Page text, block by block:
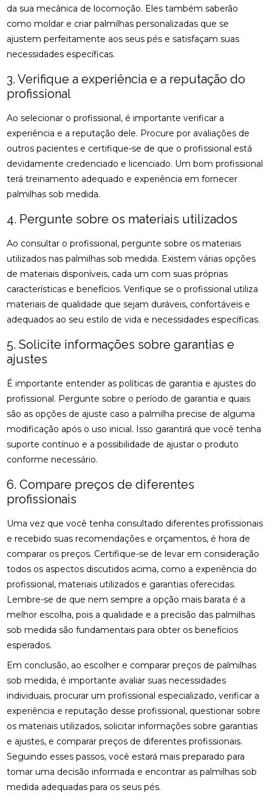
da sua mecânica de locomoção. Eles também saberão
como moldar e criar palmilhas personalizadas que se
ajustem perfeitamente aos seus pés e satisfaçam suas
necessidades específicas.
3. Verifique a experiência e a reputação do
profissional
Ao selecionar o profissional, é importante verificar a
experiência e a reputação dele. Procure por avaliações de
outros pacientes e certifique-se de que o profissional está
devidamente credenciado e licenciado. Um bom profissional
terá treinamento adequado e experiência em fornecer
palmilhas sob medida.
4. Pergunte sobre os materiais utilizados
Ao consultar o profissional, pergunte sobre os materiais
utilizados nas palmilhas sob medida. Existem várias opções
de materiais disponíveis, cada um com suas próprias
características e benefícios. Verifique se o profissional utiliza
materiais de qualidade que sejam duráveis, confortáveis e
adequados ao seu estilo de vida e necessidades específicas.
5. Solicite informações sobre garantias e
ajustes
É importante entender as políticas de garantia e ajustes do
profissional. Pergunte sobre o período de garantia e quais
são as opções de ajuste caso a palmilha precise de alguma
modificação após o uso inicial. Isso garantirá que você tenha
suporte contínuo e a possibilidade de ajustar o produto
conforme necessário.
6. Compare preços de diferentes
profissionais
Uma vez que você tenha consultado diferentes profissionais
e recebido suas recomendações e orçamentos, é hora de
comparar os preços. Certifique-se de levar em consideração
todos os aspectos discutidos acima, como a experiência do
profissional, materiais utilizados e garantias oferecidas.
Lembre-se de que nem sempre a opção mais barata é a
melhor escolha, pois a qualidade e a precisão das palmilhas
sob medida são fundamentais para obter os benefícios
esperados.
Em conclusão, ao escolher e comparar preços de palmilhas
sob medida, é importante avaliar suas necessidades
individuais, procurar um profissional especializado, verificar a
experiência e reputação desse profissional, questionar sobre
os materiais utilizados, solicitar informações sobre garantias
e ajustes, e comparar preços de diferentes profissionais.
Seguindo esses passos, você estará mais preparado para
tomar uma decisão informada e encontrar as palmilhas sob
medida adequadas para os seus pés.
DESCUBRA O PREÇO DA PALMILHA PARA PÉ CHATO
E COMO ESCOLHER A IDEAL
DESCUBRA O PREÇO DA PALMILHA SOB MEDIDA: 6
FATORES IMPORTANTES
DESCUBRA O PREÇO DA PALMILHA SOB MEDIDA: 6
FATORES QUE INFLUENCIAM
DESCUBRA O PREÇO DAS PALMILHAS PARA
FASCITE PLANTAR E COMO ESCOLHER A IDEAL
DESCUBRA ONDE FAZER FISIOTERAPIA
RESPIRATÓRIA COM QUALIDADE E SEGURANÇA
DESCUBRA OS BENEFÍCIOS DA ACUPUNTURA RJ
PARA SUA SAÚDE E BEM-ESTAR
DESCUBRA OS BENEFÍCIOS DA CLÍNICA DE
QUIROPRAXIA PARA SUA SAÚDE
DESCUBRA OS BENEFÍCIOS DA OSTEOPATIA
FISIOTERAPIA
DESCUBRA OS BENEFÍCIOS DE UMA CLÍNICA DE
DICAS PARA ESCOLHER A MELHOR PALMILHA PARA
JOANETE
EM QUAIS CASOS A FISIOTERAPIA É
RECOMENDADA?
ENCONTRE A CLÍNICA DE QUIROPRAXIA PERTO DE
VOCÊ
PERTO DE VOCÊ
ENCONTRE QUIROPRAXIA PERTO DE VOCÊ
MELHORE A SAÚDE
ENCONTRE QUIROPRAXIA PERTO DE VOCÊ E
MELHORE SUA SAÚDE
ENCONTRE QUIROPRAXIA PERTO DE VOCÊ PARA
ALÍVIO E BEM-ESTAR
SOBRE O TEMA
ESTRATÉGIAS PARA ALIVIAR O NEUROMA DE
MORTON COM PALMILHAS
FATORES QUE IMPACTAM O PREÇO DE PALMILHA
3D